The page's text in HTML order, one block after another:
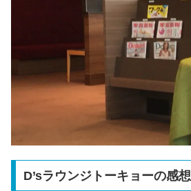
D’sラウンジトーキョーの感想